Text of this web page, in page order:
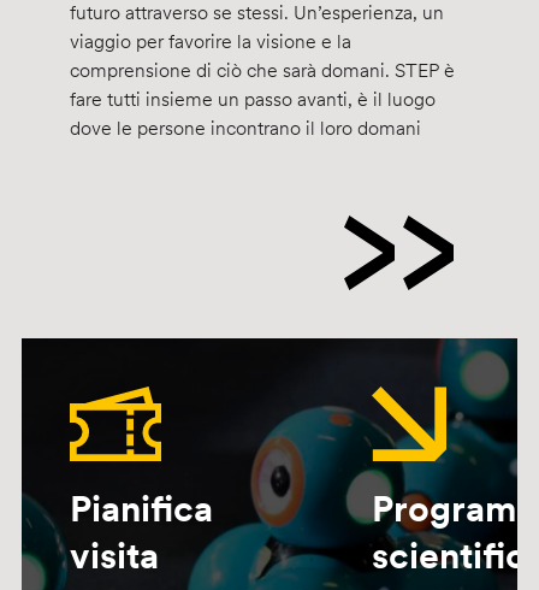
futuro attraverso se stessi. Un’esperienza, un
viaggio per favorire la visione e la
comprensione di ciò che sarà domani. STEP è
fare tutti insieme un passo avanti, è il luogo
dove le persone incontrano il loro domani
Pianifica
visita